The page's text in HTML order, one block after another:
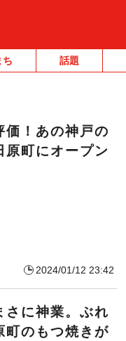
ち 話題
価！あの神戸の
原町にオープン
2024/01/12 23:42
さに神業。ぶれ
町のもつ焼きが